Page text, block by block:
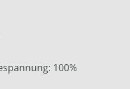
100%